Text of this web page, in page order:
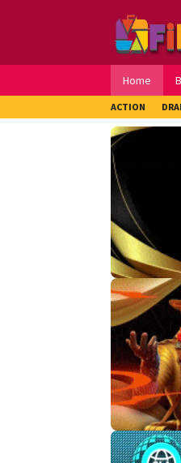
Home
ACTION